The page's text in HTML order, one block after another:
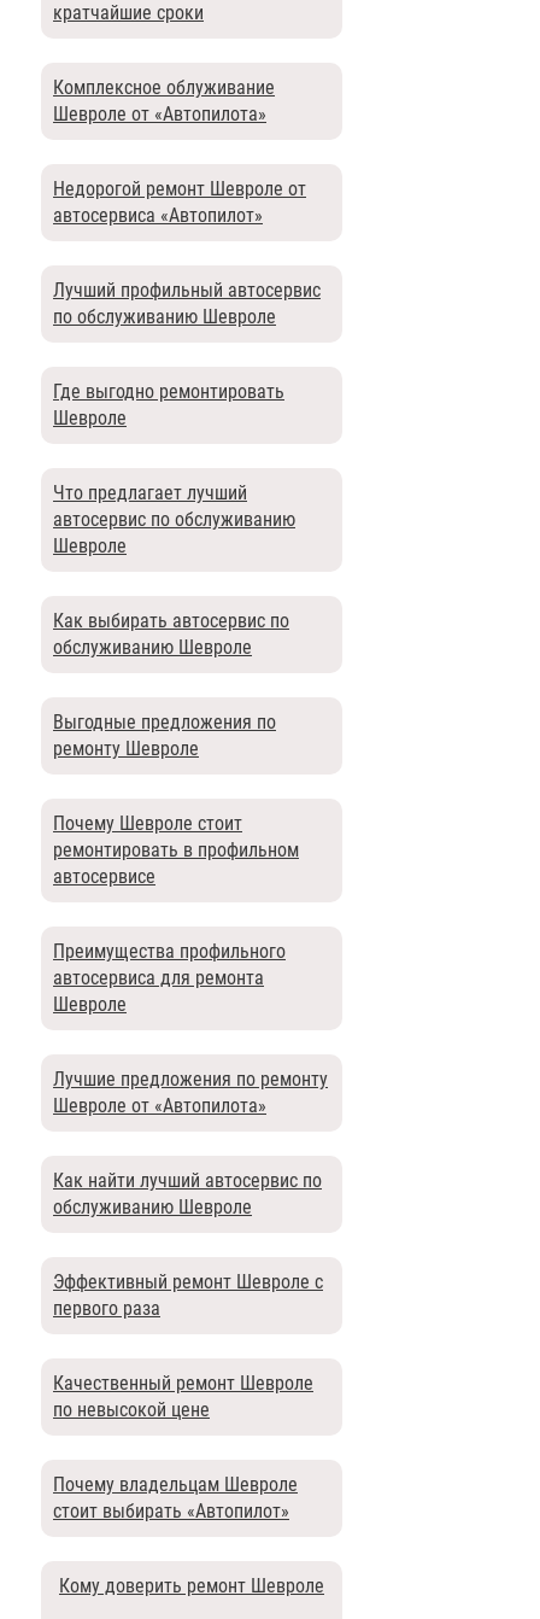
кратчайшие сроки
Комплексное облуживание
Шевроле от «Автопилота»
Недорогой ремонт Шевроле от
автосервиса «Автопилот»
Лучший профильный автосервис
по обслуживанию Шевроле
Где выгодно ремонтировать
Шевроле
Что предлагает лучший
автосервис по обслуживанию
Шевроле
Как выбирать автосервис по
обслуживанию Шевроле
Выгодные предложения по
ремонту Шевроле
Почему Шевроле стоит
ремонтировать в профильном
автосервисе
Преимущества профильного
автосервиса для ремонта
Шевроле
Лучшие предложения по ремонту
Шевроле от «Автопилота»
Как найти лучший автосервис по
обслуживанию Шевроле
Эффективный ремонт Шевроле с
первого раза
Качественный ремонт Шевроле
по невысокой цене
Почему владельцам Шевроле
стоит выбирать «Автопилот»
Кому доверить ремонт Шевроле